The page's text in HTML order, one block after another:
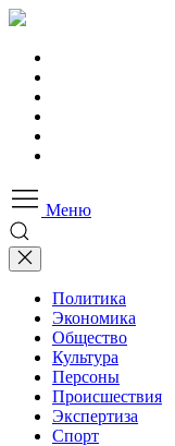
Меню
Политика
Экономика
Общество
Культура
Персоны
Происшествия
Экспертиза
Спорт